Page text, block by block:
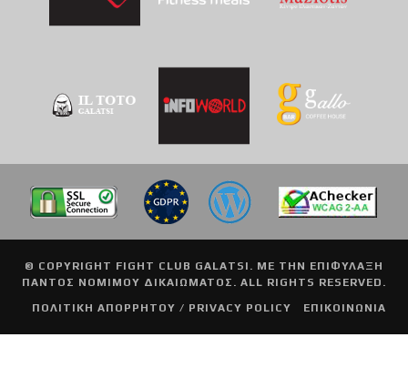
© COPYRIGHT FIGHT CLUB GALATSI . ΜΕ ΤΗΝ ΕΠΙΦΥΛΑΞΗ
ΠΑΝΤΟΣ ΝΟΜΙΜΟΥ ΔΙΚΑΙΩΜΑΤΟΣ. ALL RIGHTS RESERVED.
ΠΟΛΙΤΙΚΗ ΑΠΟΡΡΗΤΟΥ / PRIVACY POLICY
ΕΠΙΚΟΙΝΩΝΙΑ